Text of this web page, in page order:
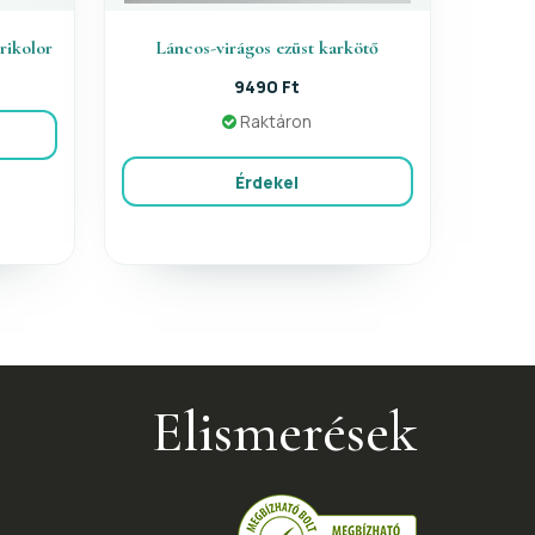
Láncos-virágos ezüst karkötő
9490 Ft
Raktáron
Érdekel
Elismerések